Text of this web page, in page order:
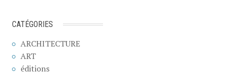
CATÉGORIES
ARCHITECTURE
ART
éditions